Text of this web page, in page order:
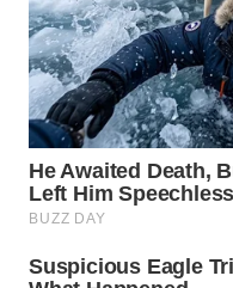
KUNINGAN
WN
MAJALENGKA
WN
SUBANG
SUKABUMI